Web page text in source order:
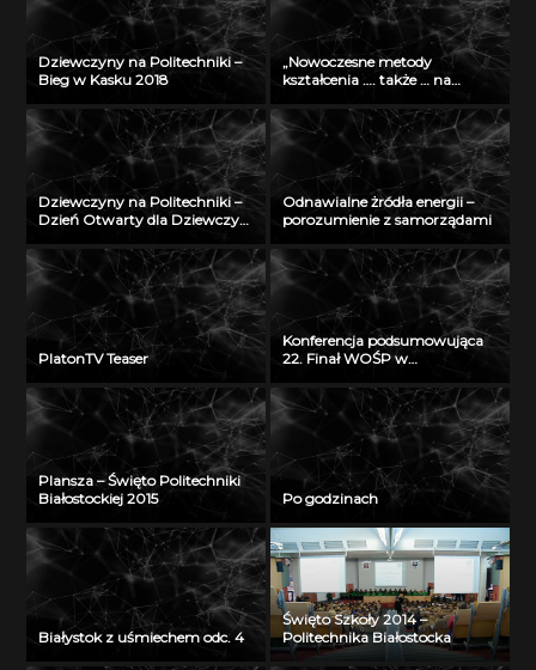
Dziewczyny na Politechniki –
Bieg w Kasku 2018
„Nowoczesne metody
kształcenia …. także … na
Radiu Akadera – 11 grudzień
2012
Dziewczyny na Politechniki –
Dzień Otwarty dla Dziewczyn
Odnawialne żródła energii –
porozumienie z samorządami
PlatonTV Teaser
Konferencja podsumowująca
22. Finał WOŚP w
Plansza – Święto Politechniki
Białostockiej 2015
Po godzinach
Białystok z uśmiechem odc. 4
Święto Szkoły 2014 –
Politechnika Białostocka